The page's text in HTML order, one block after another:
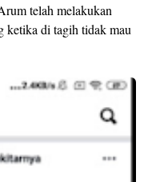
telah melakukan
ketika di tagih tidak mau